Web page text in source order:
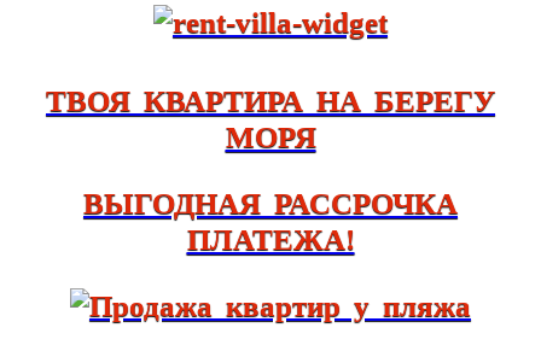
ТВОЯ КВАРТИРА НА БЕРЕГУ
МОРЯ
ВЫГОДНАЯ РАССРОЧКА
ПЛАТЕЖА!